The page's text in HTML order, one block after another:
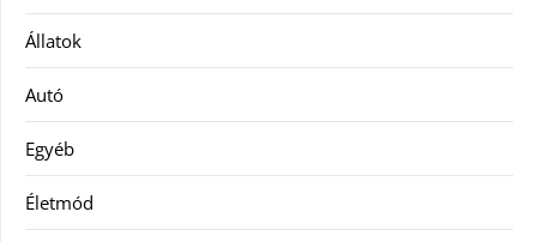
Állatok
Autó
Egyéb
Életmód